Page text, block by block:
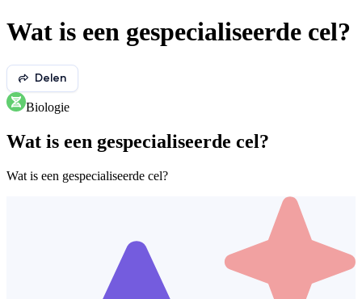
Wat is een gespecialiseerde cel?
Delen
Biologie
Wat is een gespecialiseerde cel?
Wat is een gespecialiseerde cel?